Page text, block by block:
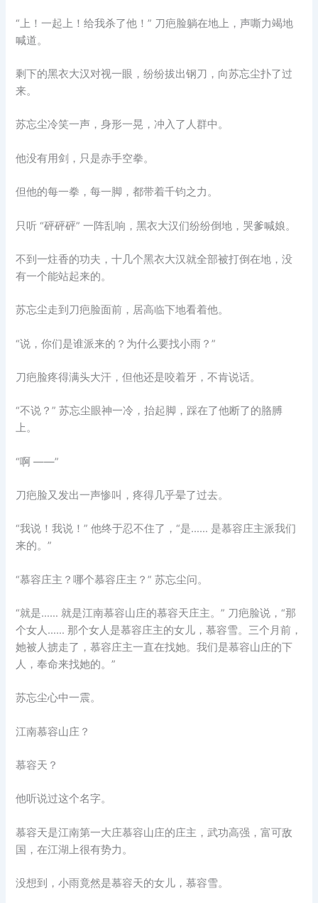
“上！一起上！给我杀了他！” 刀疤脸躺在地上，声嘶力竭地
喊道。
剩下的黑衣大汉对视一眼，纷纷拔出钢刀，向苏忘尘扑了过
来。
苏忘尘冷笑一声，身形一晃，冲入了人群中。
他没有用剑，只是赤手空拳。
但他的每一拳，每一脚，都带着千钧之力。
只听 “砰砰砰” 一阵乱响，黑衣大汉们纷纷倒地，哭爹喊娘。
不到一炷香的功夫，十几个黑衣大汉就全部被打倒在地，没
有一个能站起来的。
苏忘尘走到刀疤脸面前，居高临下地看着他。
“说，你们是谁派来的？为什么要找小雨？”
刀疤脸疼得满头大汗，但他还是咬着牙，不肯说话。
“不说？” 苏忘尘眼神一冷，抬起脚，踩在了他断了的胳膊
上。
“啊 ——”
刀疤脸又发出一声惨叫，疼得几乎晕了过去。
“我说！我说！” 他终于忍不住了，“是…… 是慕容庄主派我们
来的。”
“慕容庄主？哪个慕容庄主？” 苏忘尘问。
“就是…… 就是江南慕容山庄的慕容天庄主。” 刀疤脸说，“那
个女人…… 那个女人是慕容庄主的女儿，慕容雪。三个月前，
她被人掳走了，慕容庄主一直在找她。我们是慕容山庄的下
人，奉命来找她的。”
苏忘尘心中一震。
江南慕容山庄？
慕容天？
他听说过这个名字。
慕容天是江南第一大庄慕容山庄的庄主，武功高强，富可敌
国，在江湖上很有势力。
没想到，小雨竟然是慕容天的女儿，慕容雪。